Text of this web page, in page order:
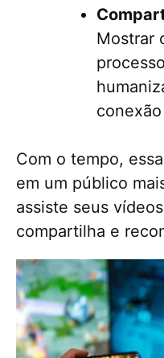
Mostrar
Com o tempo,
em um público
assiste seus
compartilha e